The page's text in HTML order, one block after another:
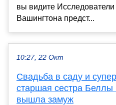
вы видите Исследователи
Вашингтона предст...
10:27, 22 Окт
Свадьба в саду и
старшая сестра
вышла замуж